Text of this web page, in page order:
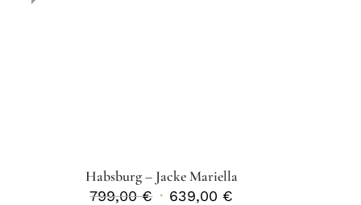
Habsburg – Jacke Mariella
799,00€ Ursprünglicher
639,00 €